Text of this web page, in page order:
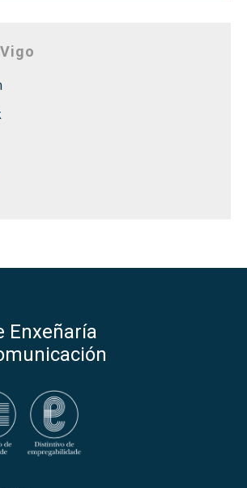
Enxeñaría